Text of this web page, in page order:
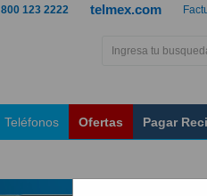
telmex.com
800 123 2222
Teléfonos Ofertas Pagar